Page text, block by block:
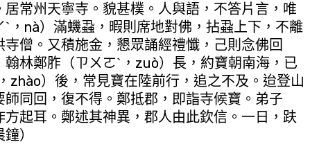
州天寧寺。貌甚樸。人與語，不答片言，唯
，nà）滿蟣蝨，暇則席地對佛，拈蝨上下，不離
僧。又積施金，懇眾誦經禮懺，己則念佛回
林鄭胙（ㄗㄨㄛˋ，zuò）長，約寶朝南海，已
zhào）後，常見寶在陸前行，追之不及。迨登山
同回，復不得。鄭抵郡，即詣寺候寶。弟子
起耳。鄭述其神異，郡人由此欽信。一日，趺
）